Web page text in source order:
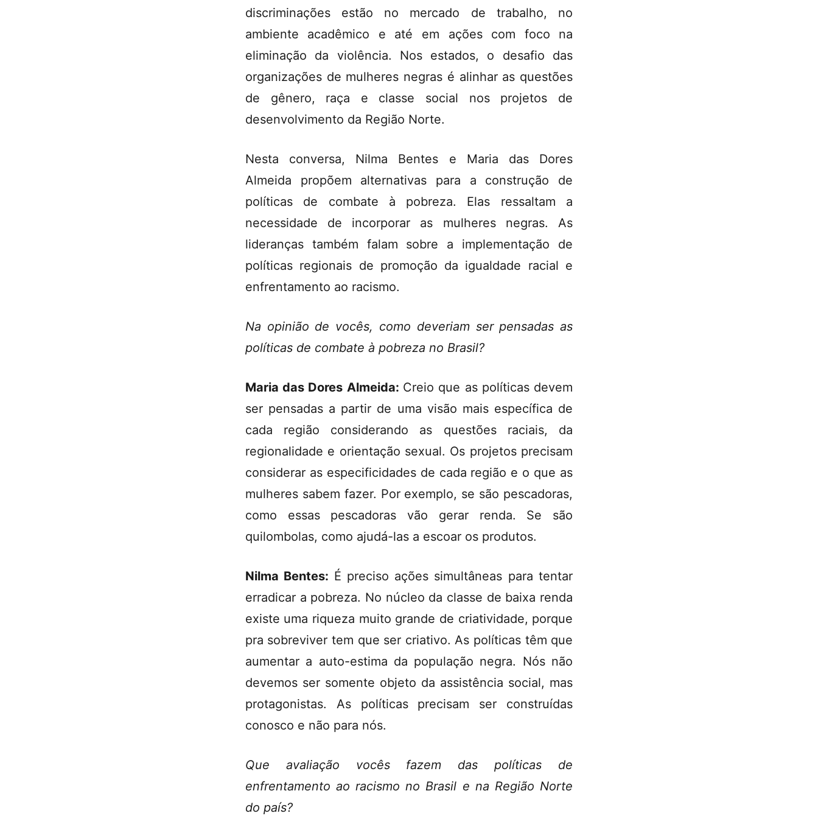
discriminações estão no mercado de trabalho, no
ambiente acadêmico e até em ações com foco na
eliminação da violência. Nos estados, o desafio das
organizações de mulheres negras é alinhar as questões
de gênero, raça e classe social nos projetos de
desenvolvimento da Região Norte.
Nesta conversa, Nilma Bentes e Maria das Dores
Almeida propõem alternativas para a construção de
políticas de combate à pobreza. Elas ressaltam a
necessidade de incorporar as mulheres negras. As
lideranças também falam sobre a implementação de
políticas regionais de promoção da igualdade racial e
enfrentamento ao racismo.
Na opinião de vocês, como deveriam ser pensadas as
políticas de combate à pobreza no Brasil?
Maria das Dores Almeida: Creio que as políticas devem
ser pensadas a partir de uma visão mais específica de
cada região considerando as questões raciais, da
regionalidade e orientação sexual. Os projetos precisam
considerar as especificidades de cada região e o que as
mulheres sabem fazer. Por exemplo, se são pescadoras,
como essas pescadoras vão gerar renda. Se são
quilombolas, como ajudá-las a escoar os produtos.
Nilma Bentes: É preciso ações simultâneas para tentar
erradicar a pobreza. No núcleo da classe de baixa renda
existe uma riqueza muito grande de criatividade, porque
pra sobreviver tem que ser criativo. As políticas têm que
aumentar a auto-estima da população negra. Nós não
devemos ser somente objeto da assistência social, mas
protagonistas. As políticas precisam ser construídas
conosco e não para nós.
Que avaliação vocês fazem das políticas de
enfrentamento ao racismo no Brasil e na Região Norte
do país?